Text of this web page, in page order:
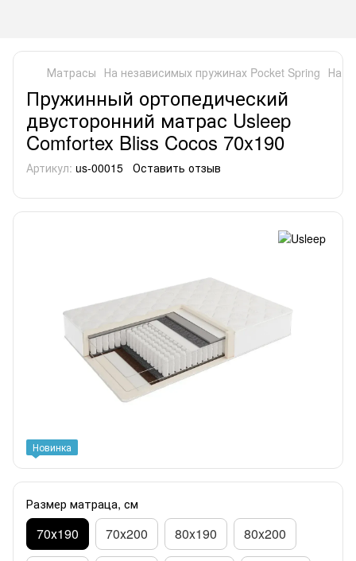
Матрасы На независимых пружинах Pocket Spring На
Пружинный ортопедический
двусторонний матрас Usleep
Comfortex Bliss Cocos 70x190
Артикул: us-00015 Оставить отзыв
Новинка
Размер матраца, см
70х190 70х200 80x190 80x200